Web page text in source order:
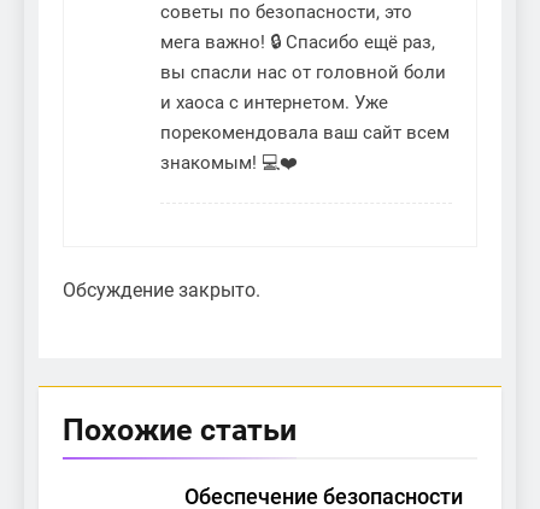
советы по безопасности, это
мега важно! 🔒 Спасибо ещё раз,
вы спасли нас от головной боли
и хаоса с интернетом. Уже
порекомендовала ваш сайт всем
знакомым! 💻❤️
Обсуждение закрыто.
Похожие статьи
Обеспечение безопасности